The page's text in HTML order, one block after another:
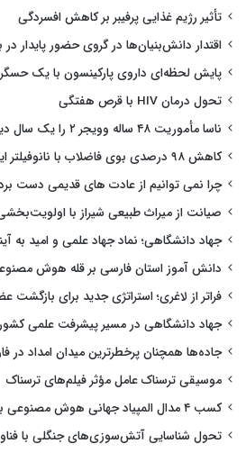
تأثیر رژیم غذایی پرفیبر بر کاهش افسردگی
اقتدار دانش‌بنیان‌ها در گروی حضور پایدار در
پایش لحظه‌ای داروی پارکینسون با یک
تحول درمان HIV با قرص هفتگی
ناسا مأموریت ۴۸ ساله وویجر ۲ را یک سال دیگر تمدید کرد
کاهش ۹۸ درصدی بوی فاضلاب با نانوفیلتر ایرانی
چرا نمی توانیم از عادت های قدیمی دست
صیانت از میراث طبیعی شیراز با
جهاد دانشگاهی؛ نماد جهاد علمی و امید به
دانش آموز استان فارسی بر قله هوش
فراتر از لاغری؛ استراتژی جدید برای بازگشت
جهاد دانشگاهی در مسیر پیشرفت علمی
جاده‌ها همچنان پرخطرترین میدان امداد در
موسیقی ترسناک عامل مؤثر فیلم‌های ترسناک
کسب ۴ مدال المپیاد جهانی هوش مصنوعی برای ایران
تحول شناسایی آتش‌سوزی‌های جنگلی با